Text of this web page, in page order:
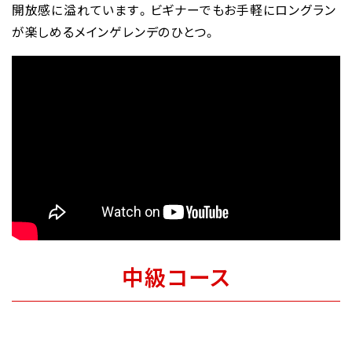
開放感に溢れています。ビギナーでもお手軽にロングラン
が楽しめるメインゲレンデのひとつ。
中級コース